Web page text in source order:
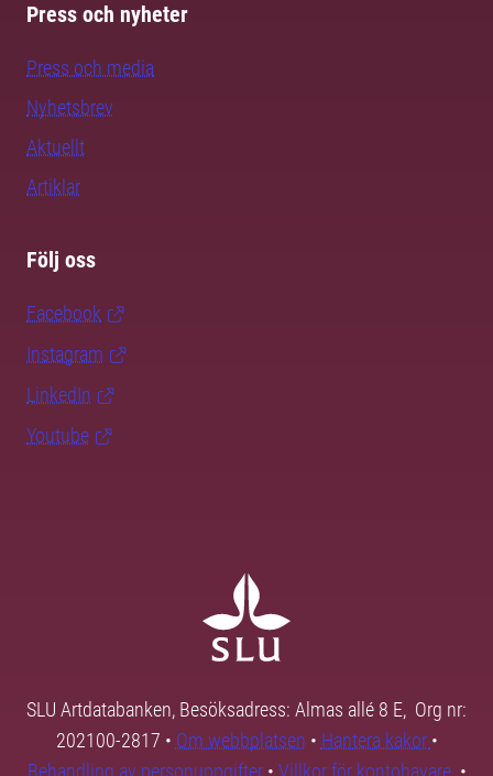
Press och nyheter
Press och media
Nyhetsbrev
Aktuellt
Artiklar
Följ oss
Facebook
Instagram
LinkedIn
Youtube
SLU Artdatabanken, Besöksadress: Almas allé 8 E, Org nr:
202100-2817 • Om webbplatsen • Hantera kakor •
Behandling av personuppgifter• Villkor för kontohavare•